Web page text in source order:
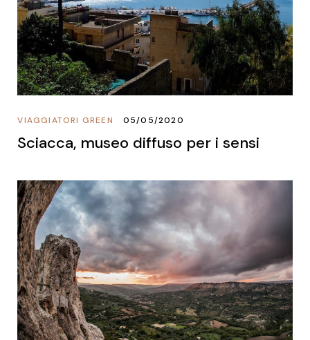
VIAGGIATORI GREEN 05/05/2020
Sciacca, museo diffuso per i sensi